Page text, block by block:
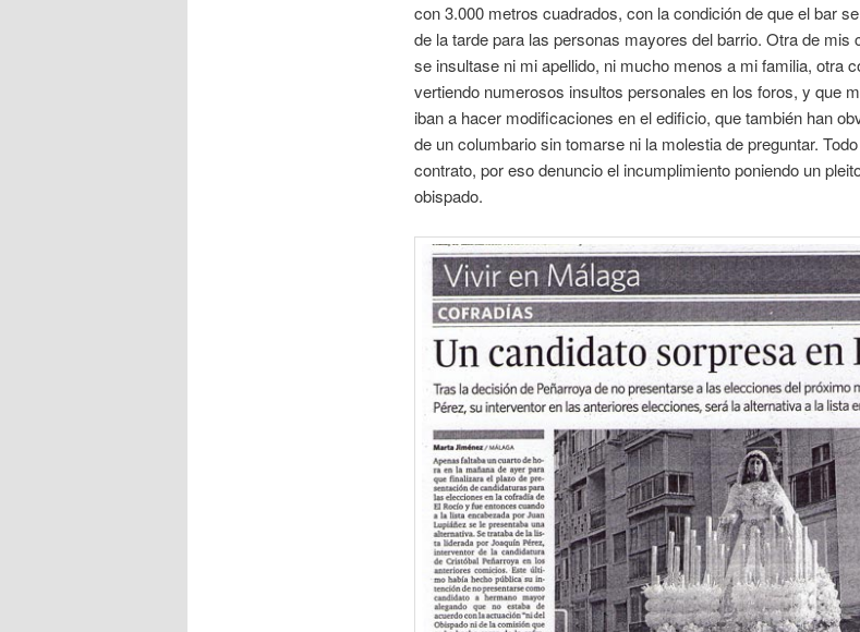
con 3.000 metros cuadrados, con la condición de que el bar
de la tarde para las personas mayores del barrio. Otra de mis
se insultase ni mi apellido, ni mucho menos a mi familia, otra
vertiendo numerosos insultos personales en los foros, y que
iban a hacer modificaciones en el edificio, que también han
de un columbario sin tomarse ni la molestia de preguntar.
contrato, por eso denuncio el incumplimiento poniendo un
obispado.